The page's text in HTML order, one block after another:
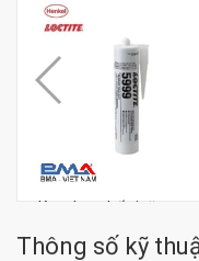
Keo thay thế gioăng
Thông số kỹ